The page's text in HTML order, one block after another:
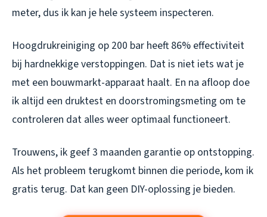
meter, dus ik kan je hele systeem inspecteren.
Hoogdrukreiniging op 200 bar heeft 86% effectiviteit
bij hardnekkige verstoppingen. Dat is niet iets wat je
met een bouwmarkt-apparaat haalt. En na afloop doe
ik altijd een druktest en doorstromingsmeting om te
controleren dat alles weer optimaal functioneert.
Trouwens, ik geef 3 maanden garantie op ontstopping.
Als het probleem terugkomt binnen die periode, kom ik
gratis terug. Dat kan geen DIY-oplossing je bieden.